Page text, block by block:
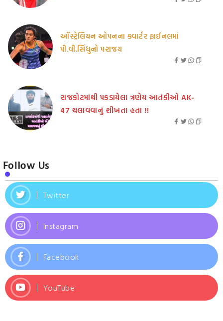
ઑસ્ટ્રેલિયન ઓપનના ક્વાર્ટર ફાઈનલમાં
પી.વી.સિંધુનો પરાજય
રાજકોટમાંથી પકડાયેલા ત્રણેય આતંકીઓ AK-
47 ચલાવવાનું શીખતા હતા !!
Follow Us
Twitter
Instagram
Facebook
YouTube